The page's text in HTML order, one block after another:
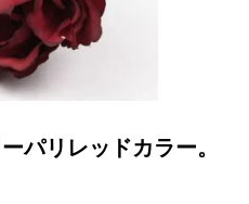
パリレッドカラー。